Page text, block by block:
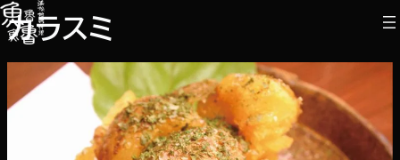
内
容
を
キ
カラスミ